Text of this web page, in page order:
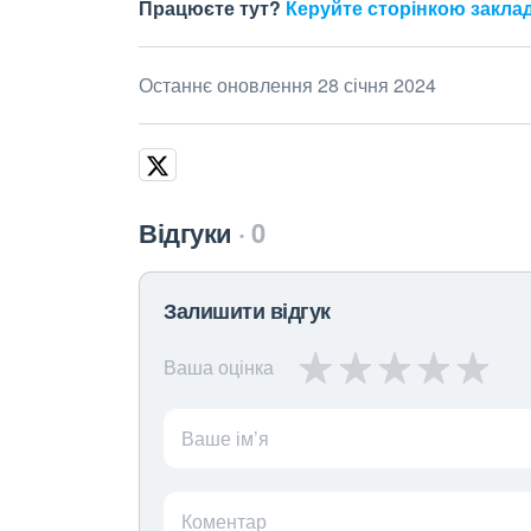
Працюєте тут? Керуйте сторінкою
Останнє оновлення 28 січня 2024
Відгуки 0
Залишити відгук
Ваша оцінка
Ваше ім’я
Коментар